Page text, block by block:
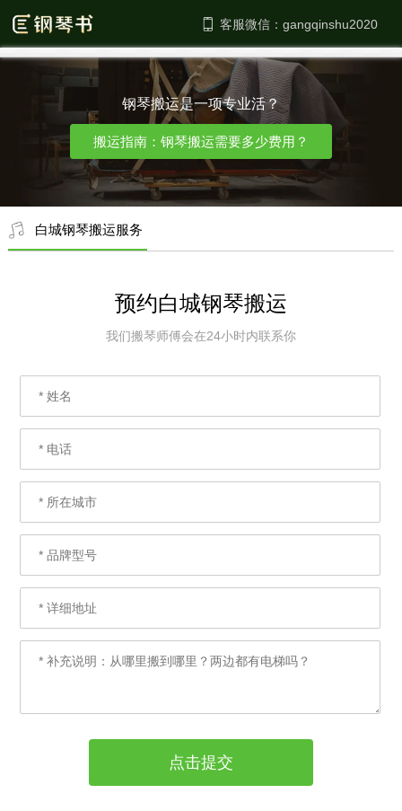
客服微信：
钢琴搬运是一项专业活？
搬运指南：钢琴搬运需要多少费用？
白城钢琴搬运服务
预约白城钢琴搬运
我们搬琴师傅会在24小时内联系你